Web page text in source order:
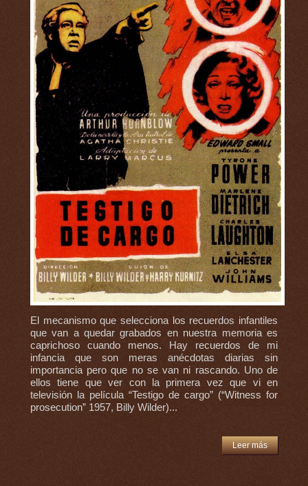
El mecanismo que selecciona los recuerdos infantiles
que van a quedar grabados en nuestra memoria es
caprichoso cuando menos. Hay recuerdos de mi
infancia que son meras anécdotas diarias sin
importancia pero que no se van ni rascando. Uno de
ellos tiene que ver con la primera vez que vi en
televisión la película “Testigo de cargo” (“Witness for
prosecution” 1957, Billy Wilder)...
Leer más